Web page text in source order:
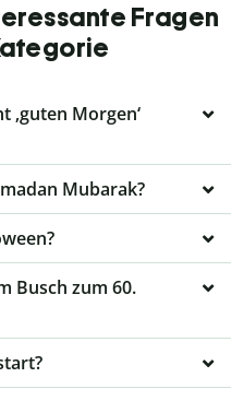
Fragen
‚guten Morgen‘
Mubarak?
Busch zum 60.